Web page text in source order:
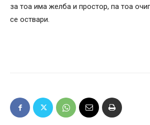
за тоа има желба и простор, па тоа
се оствари.